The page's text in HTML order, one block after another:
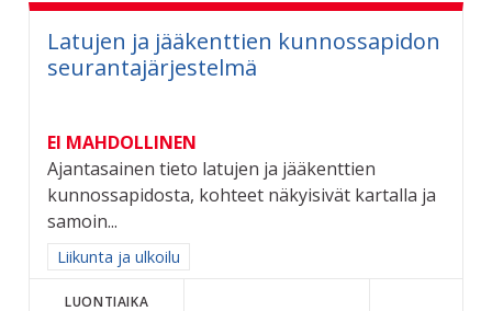
Latujen ja jääkenttien kunnossapidon
seurantajärjestelmä
EI MAHDOLLINEN
Ajantasainen tieto latujen ja jääkenttien
kunnossapidosta, kohteet näkyisivät kartalla ja
samoin...
Rajaa tulokset aihepiirin mukaan: Liikunta ja ulkoilu
Liikunta ja ulkoilu
LUONTIAIKA